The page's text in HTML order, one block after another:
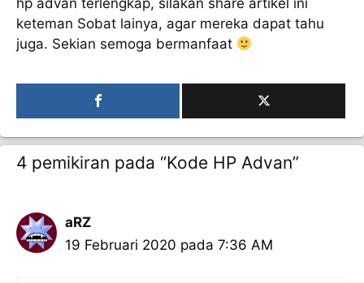
hp advan terlengkap, silakan share artikel ini
keteman Sobat lainya, agar mereka dapat tahu
juga. Sekian semoga bermanfaat
4 pemikiran pada “Kode HP Advan”
aRZ
19 Februari 2020 pada 7:36 AM